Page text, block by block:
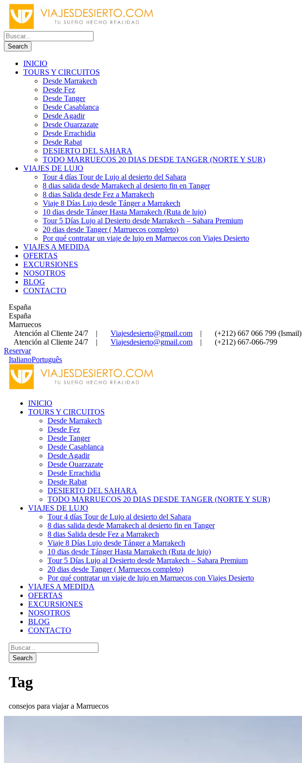
INICIO
TOURS Y CIRCUITOS
Desde Marrakech
Desde Fez
Desde Tanger
Desde Casablanca
Desde Agadir
Desde Ouarzazate
Desde Errachidia
Desde Rabat
DESIERTO DEL SAHARA
TODO MARRUECOS 20 DIAS DESDE TANGER (NORTE Y SUR)
VIAJES DE LUJO
Tour 4 días Tour de Lujo al desierto del Sahara
8 dias salida desde Marrakech al desierto fin en Tanger
8 dias Salida desde Fez a Marrakech
Viaje 8 Días Lujo desde Tánger a Marrakech
10 dias desde Tánger Hasta Marrakech (Ruta de lujo)
Tour 5 Días Lujo al Desierto desde Marrakech – Sahara Premium
20 dias desde Tanger ( Marruecos completo)
Por qué contratar un viaje de lujo en Marruecos con Viajes Desierto
VIAJES A MEDIDA
OFERTAS
EXCURSIONES
NOSOTROS
BLOG
CONTACTO
España
España
Marruecos
Atención al Cliente 24/7
| Viajesdesierto@gmail.com |
(+212) 667 066 799 (Ismail)
Atención al Cliente 24/7
| Viajesdesierto@gmail.com |
(+212) 667-066-799
Reservar
ItalianoPortuguês
INICIO
TOURS Y CIRCUITOS
Desde Marrakech
Desde Fez
Desde Tanger
Desde Casablanca
Desde Agadir
Desde Ouarzazate
Desde Errachidia
Desde Rabat
DESIERTO DEL SAHARA
TODO MARRUECOS 20 DIAS DESDE TANGER (NORTE Y SUR)
VIAJES DE LUJO
Tour 4 días Tour de Lujo al desierto del Sahara
8 dias salida desde Marrakech al desierto fin en Tanger
8 dias Salida desde Fez a Marrakech
Viaje 8 Días Lujo desde Tánger a Marrakech
10 dias desde Tánger Hasta Marrakech (Ruta de lujo)
Tour 5 Días Lujo al Desierto desde Marrakech – Sahara Premium
20 dias desde Tanger ( Marruecos completo)
Por qué contratar un viaje de lujo en Marruecos con Viajes Desierto
VIAJES A MEDIDA
OFERTAS
EXCURSIONES
NOSOTROS
BLOG
CONTACTO
Tag
consejos para viajar a Marruecos